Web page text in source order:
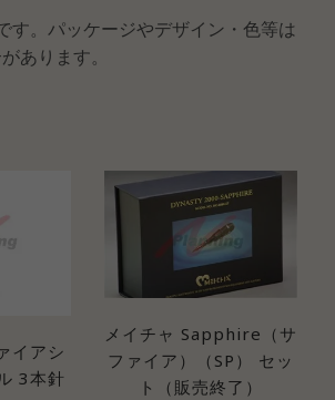
す。パッケージやデザイン・色等は
あります。
イアシ
3本針
メイチャ Sapphire（サ
ファイア）（SP） セッ
ト（販売終了）